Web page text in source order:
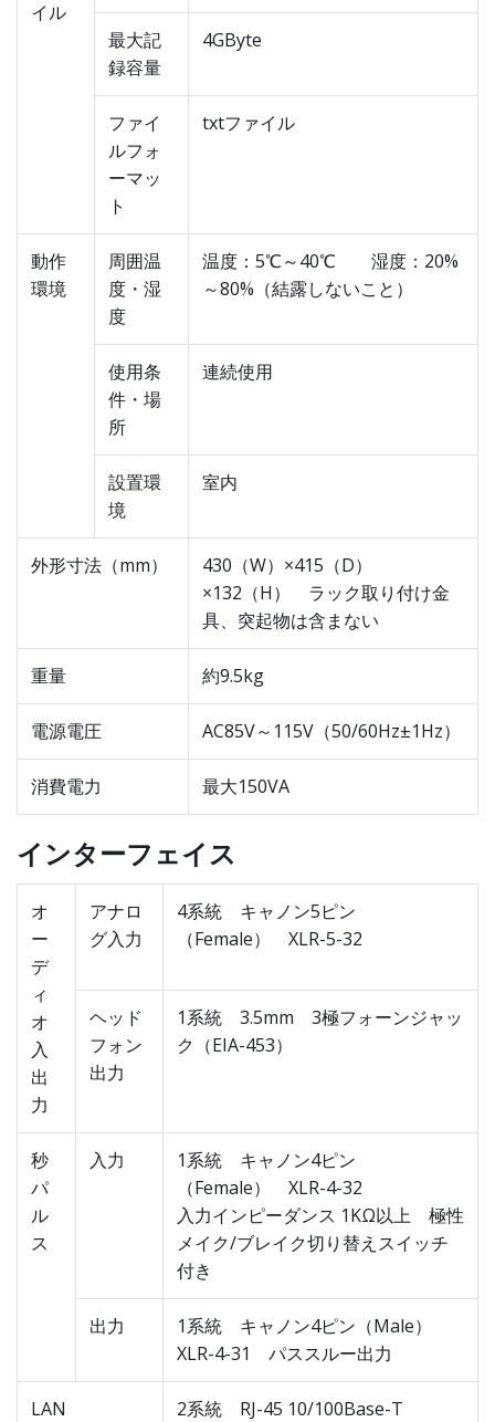
イル
最大記
録容量
4GByte
ファイ
ルフォ
ーマッ
ト
txtファイル
動作
環境
周囲温
度・湿
度
温度：5℃～40℃ 湿度：20%
～80%（結露しないこと）
使用条
件・場
所
連続使用
設置環
境
室内
外形寸法（mm）
430（W）×415（D）
×132（H） ラック取り付け金
具、突起物は含まない
重量 約9.5kg
電源電圧 AC85V～115V（50/60Hz±1Hz）
消費電力 最大150VA
インターフェイス
オ
ー
デ
ィ
オ
入
出
力
アナロ
グ入力
4系統 キャノン5ピン
（Female） XLR-5-32
ヘッド
フォン
出力
1系統 3.5mm 3極フォーンジャッ
ク（EIA-453）
秒
パ
ル
ス
入力
1系統 キャノン4ピン
（Female） XLR-4-32
入力インピーダンス 1KΩ以上 極性
メイク/ブレイク切り替えスイッチ
付き
出力
1系統 キャノン4ピン（Male）
XLR-4-31 パススルー出力
LAN 2系統 RJ-45 10/100Base-T